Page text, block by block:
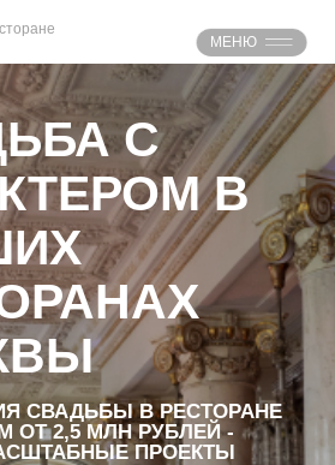
СВАДЬБЫ В РЕСТОРАНЕ
ОТ 2,5 МЛН РУБЛЕЙ -
ПРОЕКТЫ
С
В